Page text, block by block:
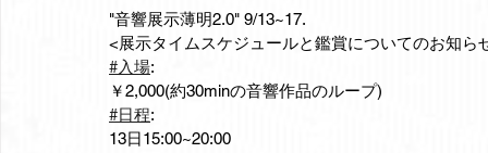
"音響展示薄明2.0" 9/13~17.
<展示タイムスケジュールと鑑賞についてのお知ら
#入場:
￥2,000(約30minの音響作品のループ)
#日程:
13日15:00~20:00